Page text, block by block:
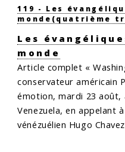
119 - Les
monde (quatrième
Les
monde
Article complet «
conservateur américain
émotion, mardi 23 août,
Venezuela, en appelant
vénézuélien Hugo